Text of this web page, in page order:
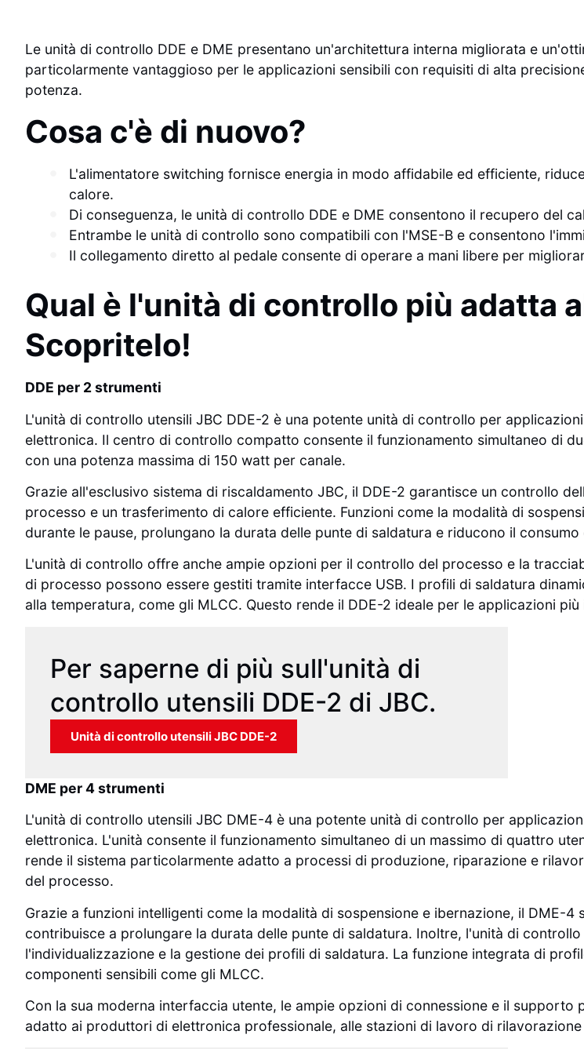
Le unità di controllo DDE e DME presentano un'architettura interna migliorata e
particolarmente vantaggioso per le applicazioni sensibili con requisiti di alta
potenza.
Cosa c'è di nuovo?
L'alimentatore switching fornisce energia in modo affidabile ed efficiente,
calore.
Di conseguenza, le unità di controllo DDE e DME consentono il recupero del
Entrambe le unità di controllo sono compatibili con l'MSE-B e consentono
Il collegamento diretto al pedale consente di operare a mani libere per
Qual è l'unità di controllo più adatta
Scopritelo!
DDE per 2 strumenti
L'unità di controllo utensili JBC DDE-2 è una potente unità di controllo per
elettronica. Il centro di controllo compatto consente il funzionamento simultaneo di
con una potenza massima di 150 watt per canale.
Grazie all'esclusivo sistema di riscaldamento JBC, il DDE-2 garantisce un controllo
processo e un trasferimento di calore efficiente. Funzioni come la modalità di
durante le pause, prolungano la durata delle punte di saldatura e riducono il consumo
L'unità di controllo offre anche ampie opzioni per il controllo del processo e la
di processo possono essere gestiti tramite interfacce USB. I profili di saldatura
alla temperatura, come gli MLCC. Questo rende il DDE-2 ideale per le applicazioni
Per saperne di più sull'unità di
controllo utensili DDE-2 di JBC.
Unità di controllo utensili JBC DDE-2
DME per 4 strumenti
L'unità di controllo utensili JBC DME-4 è una potente unità di controllo per
elettronica. L'unità consente il funzionamento simultaneo di un massimo di quattro
rende il sistema particolarmente adatto a processi di produzione, riparazione e
del processo.
Grazie a funzioni intelligenti come la modalità di sospensione e ibernazione, il DME-
contribuisce a prolungare la durata delle punte di saldatura. Inoltre, l'unità di
l'individualizzazione e la gestione dei profili di saldatura. La funzione integrata di
componenti sensibili come gli MLCC.
Con la sua moderna interfaccia utente, le ampie opzioni di connessione e il
adatto ai produttori di elettronica professionale, alle stazioni di lavoro di